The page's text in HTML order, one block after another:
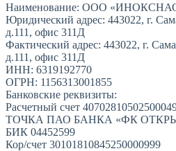
Наименование: ООО
Юридический адрес: 443022, г.
д.111, офис 311Д
Фактический адрес: 443022, г.
д.111, офис 311Д
ИНН: 6319192770
ОГРН: 1156313001855
Банковские реквизиты:
Расчетный счет
ТОЧКА ПАО БАНКА «ФК
БИК 04452599
Кор/счет 30101810845250000999